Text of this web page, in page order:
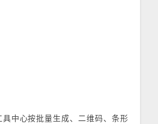
中心按批量生成、二维码、条形